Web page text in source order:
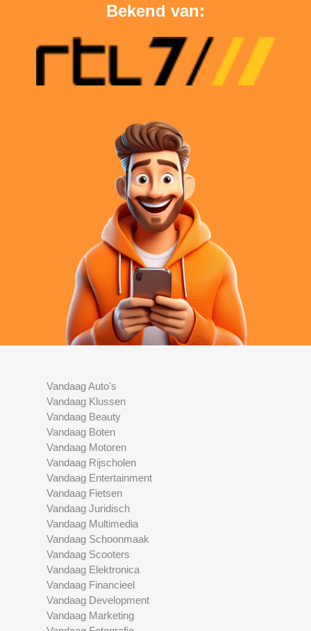
Bekend van:
Vandaag Auto's
Vandaag Klussen
Vandaag Beauty
Vandaag Boten
Vandaag Motoren
Vandaag Rijscholen
Vandaag Entertainment
Vandaag Fietsen
Vandaag Juridisch
Vandaag Multimedia
Vandaag Schoonmaak
Vandaag Scooters
Vandaag Elektronica
Vandaag Financieel
Vandaag Development
Vandaag Marketing